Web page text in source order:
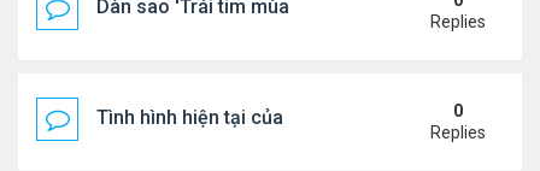
Dàn sao 'Trái tim mùa thu' sau 26 năm
Replies
Tình hình hiện tại của Quang Lê
0
Replies